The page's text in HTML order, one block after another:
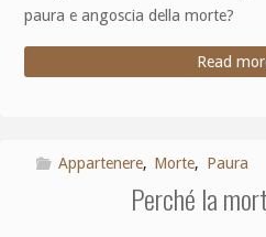
paura e angoscia della morte?
Read
Appartenere, Morte, Paura
Perché la